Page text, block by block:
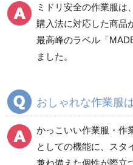
ワークパンツ
春夏ワークパンツ作業
ズボン
秋冬ワークパンツ作業
ズボン
ツ
クリーンウェアワーク
ミドリ安全の作業服は
購入法に対応した商品
最高峰のラベル「
ました。
おしゃれな作業服
かっこいい作業服・作
としての機能に、スタ
兼ね備えた個性が際立